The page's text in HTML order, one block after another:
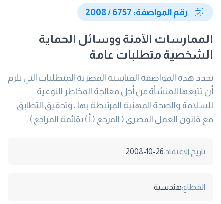
رقم المواصفة: 6757 / 2008
الممارسات الآمنة ووسائل الحماية
الشخصية متطلبات عامة
تحدد هذه المواصفة القياسية المصرية المتطلبات التي يلزم
أن تتبعها المنشأة من أجل معالجة المخاطر النوعية
للسلامة والصحة المهنية المرتبطة بها ، وتحقيق التطابق
مع قانون العمل المصري ( المرجع ( أ ) بقائمة المراجع ).
تاريخ الاعتماد:2008-10-26
القطاع:هندسية